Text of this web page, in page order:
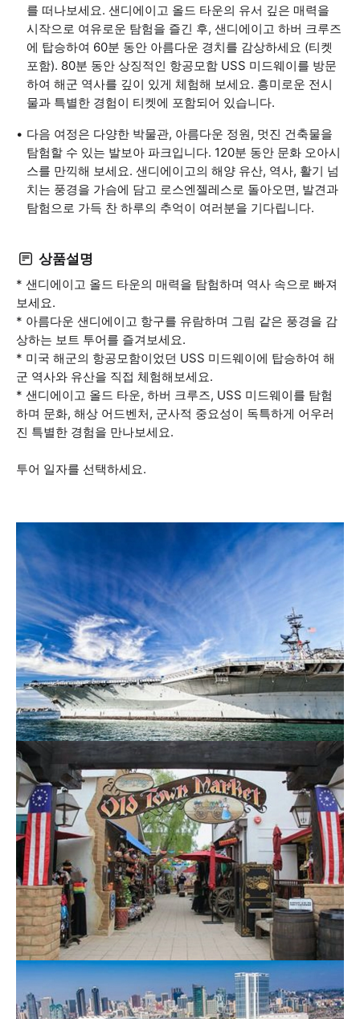
를 떠나보세요. 샌디에이고 올드 타운의 유서 깊은 매력을
시작으로 여유로운 탐험을 즐긴 후, 샌디에이고 하버 크루즈
에 탑승하여 60분 동안 아름다운 경치를 감상하세요 (티켓
포함). 80분 동안 상징적인 항공모함 USS 미드웨이를 방문
하여 해군 역사를 깊이 있게 체험해 보세요. 흥미로운 전시
물과 특별한 경험이 티켓에 포함되어 있습니다.
다음 여정은 다양한 박물관, 아름다운 정원, 멋진 건축물을
탐험할 수 있는 발보아 파크입니다. 120분 동안 문화 오아시
스를 만끽해 보세요. 샌디에이고의 해양 유산, 역사, 활기 넘
치는 풍경을 가슴에 담고 로스엔젤레스로 돌아오면, 발견과
탐험으로 가득 찬 하루의 추억이 여러분을 기다립니다.
상품설명
* 샌디에이고 올드 타운의 매력을 탐험하며 역사 속으로 빠져
보세요.
* 아름다운 샌디에이고 항구를 유람하며 그림 같은 풍경을 감
상하는 보트 투어를 즐겨보세요.
* 미국 해군의 항공모함이었던 USS 미드웨이에 탑승하여 해
군 역사와 유산을 직접 체험해보세요.
* 샌디에이고 올드 타운, 하버 크루즈, USS 미드웨이를 탐험
하며 문화, 해상 어드벤처, 군사적 중요성이 독특하게 어우러
진 특별한 경험을 만나보세요.
투어 일자를 선택하세요.